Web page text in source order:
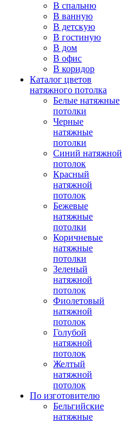
В спальню
В ванную
В детскую
В гостиную
В дом
В офис
В коридор
Каталог цветов
натяжного потолка
Белые натяжные
потолки
Черные
натяжные
потолки
Синий натяжной
потолок
Красный
натяжной
потолок
Бежевые
натяжные
потолки
Коричневые
натяжные
потолки
Зеленый
натяжной
потолок
Фиолетовый
натяжной
потолок
Голубой
натяжной
потолок
Желтый
натяжной
потолок
По изготовителю
Бельгийские
натяжные